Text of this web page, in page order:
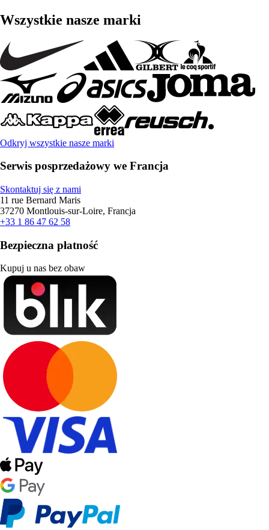
Wszystkie nasze marki
Odkryj wszystkie nasze marki
Serwis posprzedażowy we Francja
Skontaktuj się z nami
11 rue Bernard Maris
37270 Montlouis-sur-Loire, Francja
+33 1 86 47 62 58
Bezpieczna płatność
Kupuj u nas bez obaw